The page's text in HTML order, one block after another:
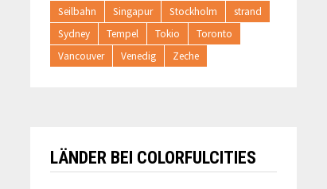
Seilbahn
Singapur Stockholm
strand
Sydney
Tempel Tokio
Toronto
Vancouver
Venedig Zeche
LÄNDER BEI COLORFULCITIES